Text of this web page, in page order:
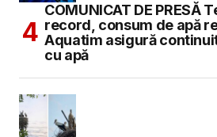
COMUNICAT DE PRESĂ
record, consum de apă
Aquatim asigură
cu apă